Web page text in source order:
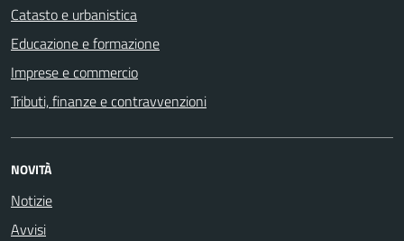
Catasto e urbanistica
Educazione e formazione
Imprese e commercio
Tributi, finanze e contravvenzioni
NOVITÀ
Notizie
Avvisi